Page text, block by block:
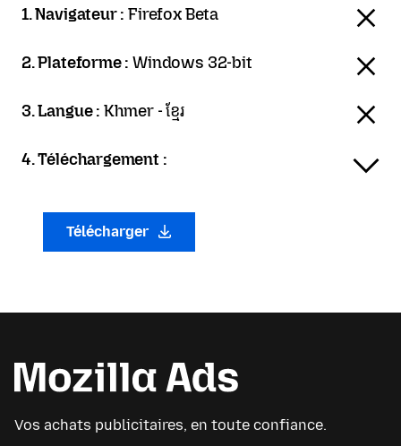
1. Navigateur :Firefox Beta
2. Plateforme :Windows 32-bit
3. Langue : Khmer - ខ្មែរ
4. Téléchargement :
Télécharger
Vos achats publicitaires, en toute confiance.